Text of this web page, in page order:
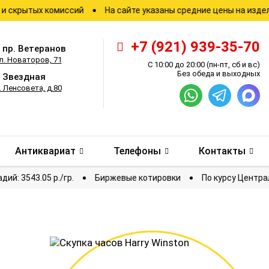
комиссий На сайте указаны средние цены на изделия
пр. Ветеранов
Новаторов, 71
Звездная
Ленсовета, д.80
+7 (921) 939-35-70
С 10:00 до 20:00 (пн-пт, сб и вс)
Без обеда и выходных
Антиквариат Телефоны Контакты
Палладий: 3543.05 р./гр. Биржевые котировки По